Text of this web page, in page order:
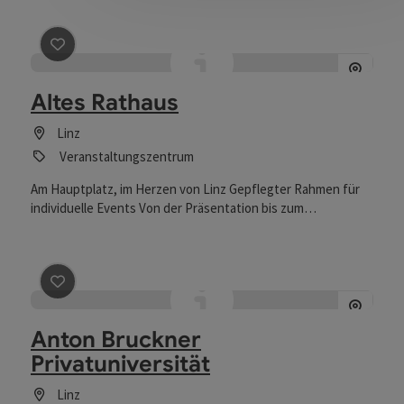
Beitrag merken
Altes Rathaus
Linz
Veranstaltungszentrum
Am Hauptplatz, im Herzen von Linz Gepflegter Rahmen für
individuelle Events Von der Präsentation bis zum
Beitrag merken : Anton Bruckner Privatuniversität
Anton Bruckner
Privatuniversität
Linz